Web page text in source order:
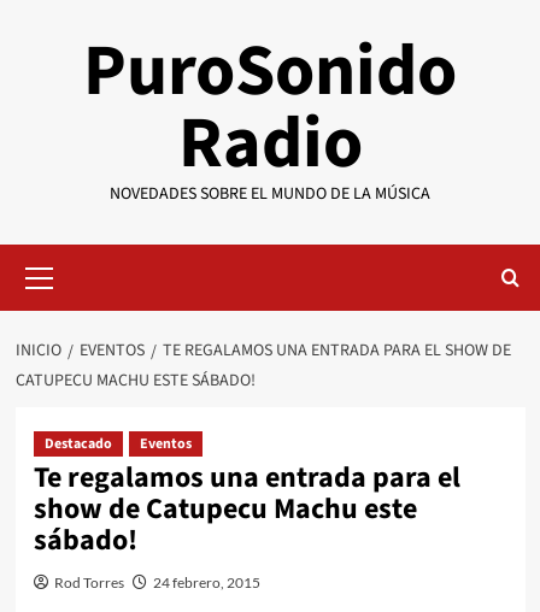
PuroSonido
Radio
NOVEDADES SOBRE EL MUNDO DE LA MÚSICA
primario
INICIO EVENTOS
TE REGALAMOS UNA ENTRADA PARA EL SHOW DE
CATUPECU MACHU ESTE SÁBADO!
Destacado Eventos
Te regalamos una entrada para el
show de Catupecu Machu este
sábado!
Rod Torres 24 febrero, 2015